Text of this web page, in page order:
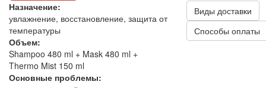
Назначение:
увлажнение, восстановление, защита от
температуры
Объем:
Shampoo 480 ml + Mask 480 ml +
Thermo Mist 150 ml
Основные проблемы:
Виды доставки
Способы оплаты